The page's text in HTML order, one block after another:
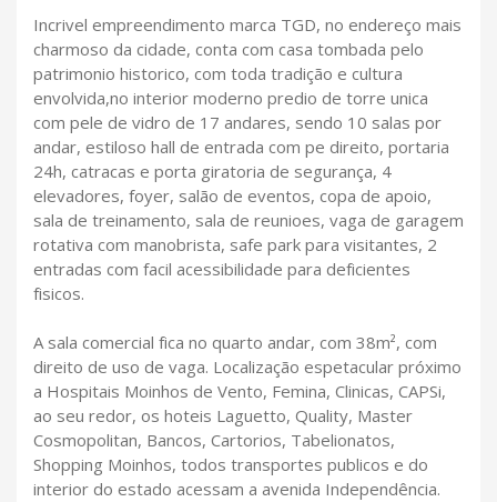
Incrivel empreendimento marca TGD, no endereço mais
charmoso da cidade, conta com casa tombada pelo
patrimonio historico, com toda tradição e cultura
envolvida,no interior moderno predio de torre unica
com pele de vidro de 17 andares, sendo 10 salas por
andar, estiloso hall de entrada com pe direito, portaria
24h, catracas e porta giratoria de segurança, 4
elevadores, foyer, salão de eventos, copa de apoio,
sala de treinamento, sala de reunioes, vaga de garagem
rotativa com manobrista, safe park para visitantes, 2
entradas com facil acessibilidade para deficientes
fisicos.
A sala comercial fica no quarto andar, com 38m², com
direito de uso de vaga. Localização espetacular próximo
a Hospitais Moinhos de Vento, Femina, Clinicas, CAPSi,
ao seu redor, os hoteis Laguetto, Quality, Master
Cosmopolitan, Bancos, Cartorios, Tabelionatos,
Shopping Moinhos, todos transportes publicos e do
interior do estado acessam a avenida Independência.